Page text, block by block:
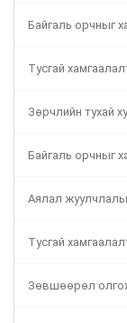
Байгаль орчныг
Тусгай
Зөрчлийн тухай
Байгаль орчныг
Аялал
Тусгай
Зөвшөөрөл